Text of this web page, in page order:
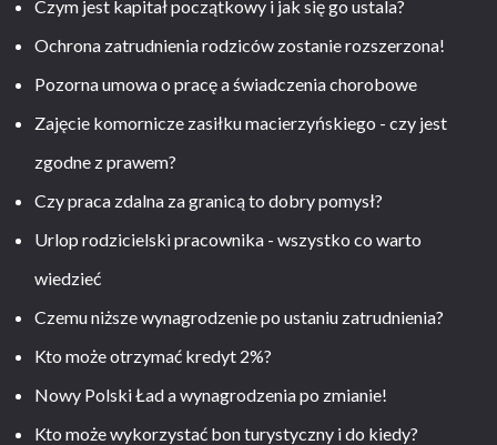
Czym jest kapitał początkowy i jak się go ustala?
Ochrona zatrudnienia rodziców zostanie rozszerzona!
Pozorna umowa o pracę a świadczenia chorobowe
Zajęcie komornicze zasiłku macierzyńskiego - czy jest
zgodne z prawem?
Czy praca zdalna za granicą to dobry pomysł?
Urlop rodzicielski pracownika - wszystko co warto
wiedzieć
Czemu niższe wynagrodzenie po ustaniu zatrudnienia?
Kto może otrzymać kredyt 2%?
Nowy Polski Ład a wynagrodzenia po zmianie!
Kto może wykorzystać bon turystyczny i do kiedy?